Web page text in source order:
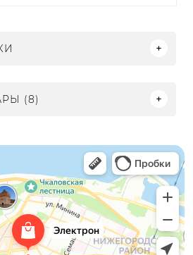
(8)
в Нижнем Новгороде